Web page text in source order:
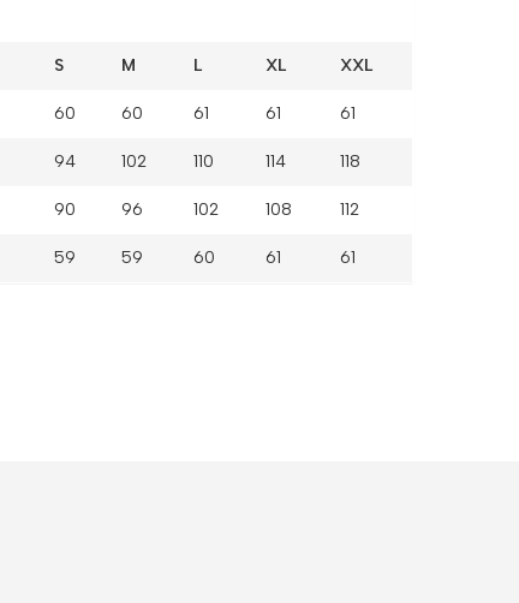
S M L XL XXL
60 60 61 61 61
94 102 110 114 118
90 96 102 108 112
59 59 60 61 61